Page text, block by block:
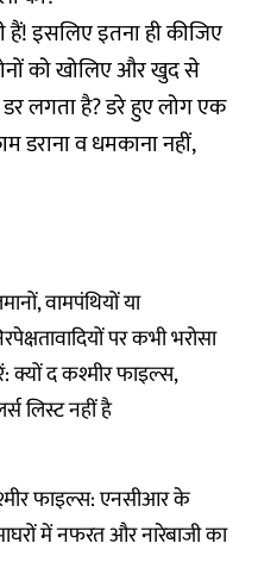
इसलिए इतना ही कीजिए
को खोलिए और खुद से
लगता है? डरे हुए लोग एक
डराना व धमकाना नहीं,
वामपंथियों या
पर कभी भरोसा
क्यों द कश्मीर फाइल्स,
लिस्ट नहीं है
फाइल्स: एनसीआर के
में नफरत और नारेबाजी का